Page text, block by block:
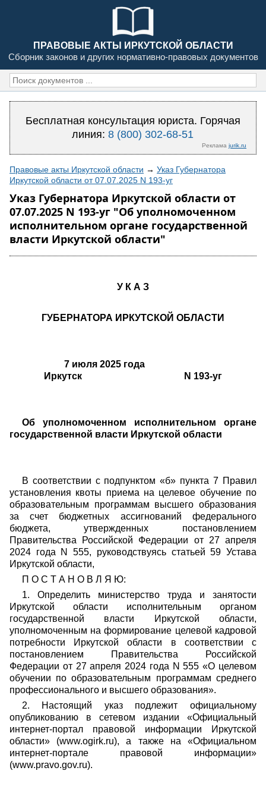
ПРАВОВЫЕ АКТЫ ИРКУТСКОЙ ОБЛАСТИ
Сборник законов и других нормативно-правовых документов
Бесплатная консультация юриста. Горячая
линия:8 (800) 302-68-51
Реклама jurik.ru
Правовые акты Иркутской области → Указ Губернатора
Иркутской области от 07.07.2025 N 193-уг
Указ Губернатора Иркутской области от
07.07.2025 N 193-уг "Об уполномоченном
исполнительном органе государственной
власти Иркутской области"
У К А З
ГУБЕРНАТОРА ИРКУТСКОЙ ОБЛАСТИ
7 июля 2025 года
Иркутск N 193-уг
Об уполномоченном исполнительном органе
государственной власти Иркутской области
В соответствии с подпунктом «б» пункта 7 Правил
установления квоты приема на целевое обучение по
образовательным программам высшего образования
за счет бюджетных ассигнований федерального
бюджета, утвержденных постановлением
Правительства Российской Федерации от 27 апреля
2024 года N 555, руководствуясь статьей 59 Устава
Иркутской области,
П О С Т А Н О В Л Я Ю:
1. Определить министерство труда и занятости
Иркутской области исполнительным органом
государственной власти Иркутской области,
уполномоченным на формирование целевой кадровой
потребности Иркутской области в соответствии с
постановлением Правительства Российской
Федерации от 27 апреля 2024 года N 555 «О целевом
обучении по образовательным программам среднего
профессионального и высшего образования».
2. Настоящий указ подлежит официальному
опубликованию в сетевом издании «Официальный
интернет-портал правовой информации Иркутской
области» (www.ogirk.ru), а также на «Официальном
интернет-портале правовой информации»
(www.pravo.gov.ru).